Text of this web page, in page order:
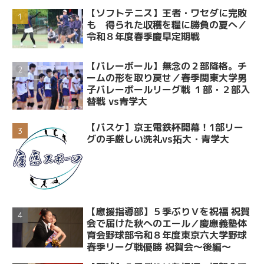
【ソフトテニス】王者・ワセダに完敗
も 得られた収穫を糧に勝負の夏へ／
令和８年度春季慶早定期戦
【バレーボール】無念の２部降格。チ
ームの形を取り戻せ／春季関東大学男
子バレーボールリーグ戦 １部・２部入
替戦 vs青学大
【バスケ】京王電鉄杯開幕！1部リー
グの手厳しい洗礼vs拓大・青学大
【應援指導部】５季ぶりＶを祝福 祝賀
会で届けた秋へのエール／慶應義塾体
育会野球部令和８年度東京六大学野球
春季リーグ戦優勝 祝賀会～後編～